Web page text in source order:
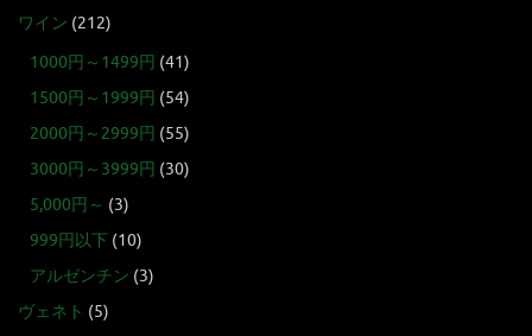
ワイン (212)
1000円～1499円 (41)
1500円～1999円 (54)
2000円～2999円 (55)
3000円～3999円 (30)
5,000円～ (3)
999円以下 (10)
アルゼンチン (3)
ヴェネト (5)